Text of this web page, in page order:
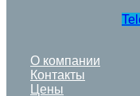
О компании
Контакты
Цены